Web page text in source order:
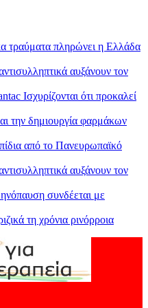
τραύματα πληρώνει η Ελλάδα
αυξάνουν τον
Ισχυρίζονται ότι προκαλεί
την δημιουργία φαρμάκων
από το Πανευρωπαϊκό
αυξάνουν τον
συνδέεται με
τη χρόνια ρινόρροια